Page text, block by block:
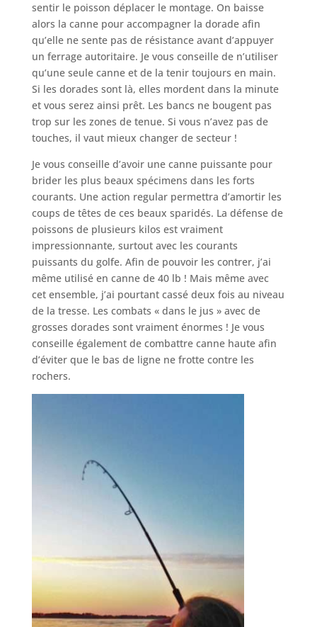
sentir le poisson déplacer le montage. On baisse
alors la canne pour accompagner la dorade afin
qu’elle ne sente pas de résistance avant d’appuyer
un ferrage autoritaire. Je vous conseille de n’utiliser
qu’une seule canne et de la tenir toujours en main.
Si les dorades sont là, elles mordent dans la minute
et vous serez ainsi prêt. Les bancs ne bougent pas
trop sur les zones de tenue. Si vous n’avez pas de
touches, il vaut mieux changer de secteur !
Je vous conseille d’avoir une canne puissante pour
brider les plus beaux spécimens dans les forts
courants. Une action regular permettra d’amortir les
coups de têtes de ces beaux sparidés. La défense de
poissons de plusieurs kilos est vraiment
impressionnante, surtout avec les courants
puissants du golfe. Afin de pouvoir les contrer, j’ai
même utilisé en canne de 40 lb ! Mais même avec
cet ensemble, j’ai pourtant cassé deux fois au niveau
de la tresse. Les combats « dans le jus » avec de
grosses dorades sont vraiment énormes ! Je vous
conseille également de combattre canne haute afin
d’éviter que le bas de ligne ne frotte contre les
rochers.